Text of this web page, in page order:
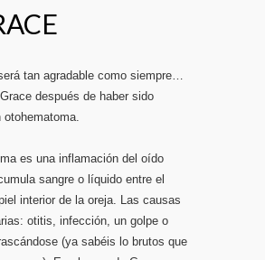
tan agradable como siempre…
después de haber sido
otohematoma.
es una inflamación del oído
sangre o líquido entre el
interior de la oreja. Las causas
otitis, infección, un golpe o
(ya sabéis lo brutos que